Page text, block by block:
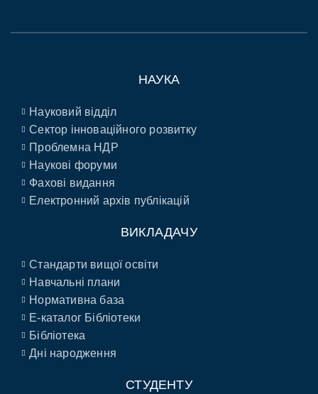
НАУКА
Науковий відділ
Сектор інноваційного розвитку
Проблемна НДР
Наукові форуми
Фахові видання
Електронний архів публікацій
ВИКЛАДАЧУ
Стандарти вищої освіти
Навчальні плани
Нормативна база
E-каталог Бібліотеки
Бібліотека
Дні народження
СТУДЕНТУ